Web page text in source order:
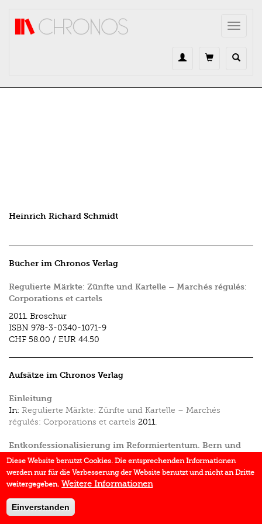
Toggle
Heinrich Richard Schmidt
Bücher im Chronos Verlag
Regulierte Märkte: Zünfte und Kartelle – Marchés régulés:
Corporations et cartels
2011. Broschur
ISBN 978-3-0340-1071-9
CHF 58.00 / EUR 44.50
Aufsätze im Chronos Verlag
Einleitung
In: Regulierte Märkte: Zünfte und Kartelle – Marchés
régulés: Corporations et cartels 2011.
Entkonfessionalisierung im Reformiertentum. Bern und
Davos im Vergleich
In:Konfessionalisierung und Konfessionskonflikt in
Graubünden 16.–18. Jahrhundert 2006.
Diese Website benutzt Cookies. Die entsprechenden Informationen
werden nur für die Verbesserung der Website benutzt und nicht an Dritte
weitergegeben. Weitere Informationen
Einverstanden